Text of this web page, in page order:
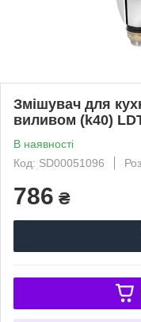
Змішувач для
виливом (k40)
В наявності
Код: SD00051096
786 ₴